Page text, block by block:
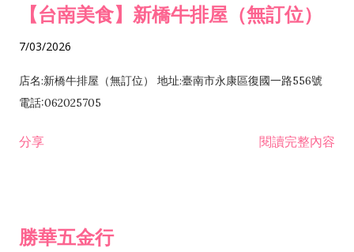
【台南美食】新橋牛排屋（無訂位）
7/03/2026
店名:新橋牛排屋（無訂位） 地址:臺南市永康區復國一路556號
電話:062025705
分享 閱讀完整內容
勝華五金行